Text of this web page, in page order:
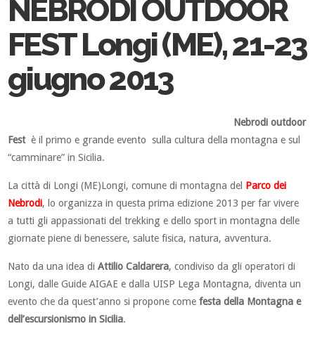
NEBRODI OUTDOOR
FEST Longi (ME), 21-23
giugno 2013
Nebrodi outdoor
Fest è il primo e grande evento sulla cultura della montagna e sul
“camminare” in Sicilia.
La città di Longi (ME)Longi, comune di montagna del Parco dei
Nebrodi, lo organizza in questa prima edizione 2013 per far vivere
a tutti gli appassionati del trekking e dello sport in montagna delle
giornate piene di benessere, salute fisica, natura, avventura.
Nato da una idea diAttilio Caldarera, condiviso da gli operatori di
Longi, dalle Guide AIGAE e dalla UISP Lega Montagna, diventa un
evento che da quest’anno si propone comefesta della Montagna e
dell’escursionismo in Sicilia.